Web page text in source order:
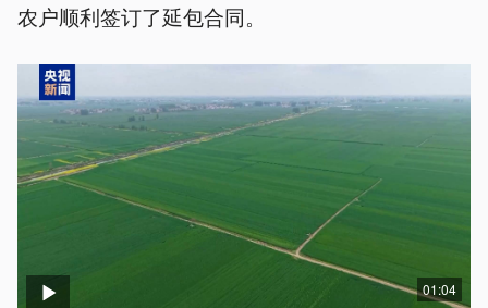
农户顺利签订了延包合同。
01:04